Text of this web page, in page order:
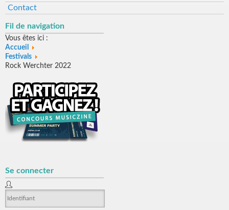
Contact
Fil de navigation
Vous êtes ici :
Accueil
Festivals
Rock Werchter 2022
Se connecter